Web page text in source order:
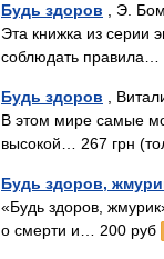
Будь здоров , Э.
Эта книжка из серии
соблюдать правила…
Будь здоров ,
В этом мире самые
высокой… 267 грн
Будь здоров,
«Будь здоров,
о смерти и… 200 руб